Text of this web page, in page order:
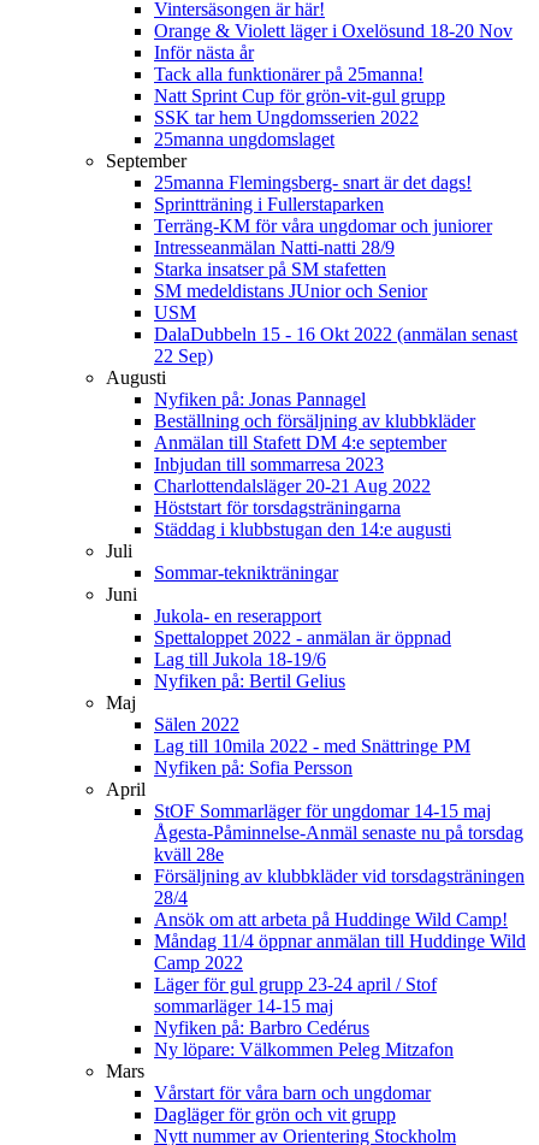
Vintersäsongen är här!
Orange & Violett läger i Oxelösund 18-20 Nov
Inför nästa år
Tack alla funktionärer på 25manna!
Natt Sprint Cup för grön-vit-gul grupp
SSK tar hem Ungdomsserien 2022
25manna ungdomslaget
September
25manna Flemingsberg- snart är det dags!
Sprintträning i Fullerstaparken
Terräng-KM för våra ungdomar och juniorer
Intresseanmälan Natti-natti 28/9
Starka insatser på SM stafetten
SM medeldistans JUnior och Senior
USM
DalaDubbeln 15 - 16 Okt 2022 (anmälan senast
22 Sep)
Augusti
Nyfiken på: Jonas Pannagel
Beställning och försäljning av klubbkläder
Anmälan till Stafett DM 4:e september
Inbjudan till sommarresa 2023
Charlottendalsläger 20-21 Aug 2022
Höststart för torsdagsträningarna
Städdag i klubbstugan den 14:e augusti
Juli
Sommar-teknikträningar
Juni
Jukola- en reserapport
Spettaloppet 2022 - anmälan är öppnad
Lag till Jukola 18-19/6
Nyfiken på: Bertil Gelius
Maj
Sälen 2022
Lag till 10mila 2022 - med Snättringe PM
Nyfiken på: Sofia Persson
April
StOF Sommarläger för ungdomar 14-15 maj
Ågesta-Påminnelse-Anmäl senaste nu på torsdag
kväll 28e
Försäljning av klubbkläder vid torsdagsträningen
28/4
Ansök om att arbeta på Huddinge Wild Camp!
Måndag 11/4 öppnar anmälan till Huddinge Wild
Camp 2022
Läger för gul grupp 23-24 april / Stof
sommarläger 14-15 maj
Nyfiken på: Barbro Cedérus
Ny löpare: Välkommen Peleg Mitzafon
Mars
Vårstart för våra barn och ungdomar
Dagläger för grön och vit grupp
Nytt nummer av Orientering Stockholm